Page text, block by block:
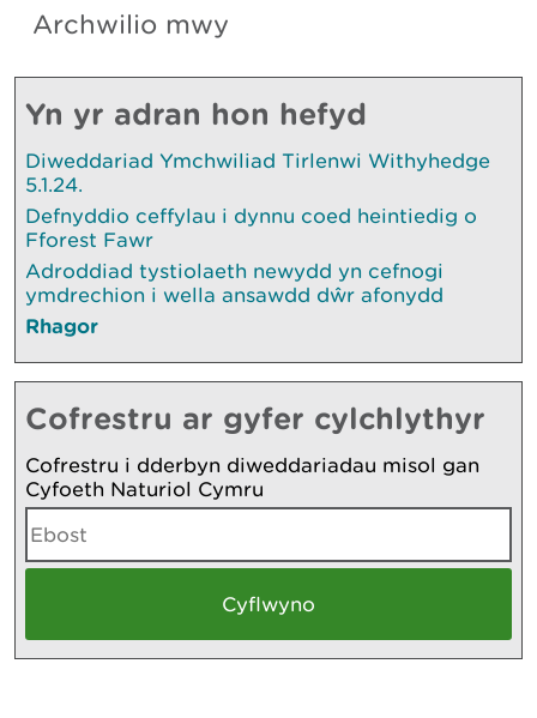
Archwilio mwy
Yn yr adran hon hefyd
Diweddariad Ymchwiliad Tirlenwi Withyhedge
5.1.24.
Defnyddio ceffylau i dynnu coed heintiedig o
Fforest Fawr
Adroddiad tystiolaeth newydd yn cefnogi
ymdrechion i wella ansawdd dŵr afonydd
Rhagor
Cofrestru ar gyfer cylchlythyr
Cofrestru i dderbyn diweddariadau misol gan
Cyfoeth Naturiol Cymru